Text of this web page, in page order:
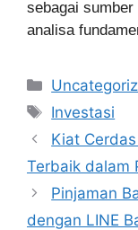
sebagai
analisa
Categories
Tags
Investasi
Kiat
Terbaik dalam
Pinjaman
dengan LINE